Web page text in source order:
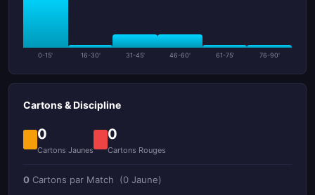
0-15' 16-30' 31-45' 46-60' 61-75' 76-90'
Cartons & Discipline
0
Cartons Jaunes
0
Cartons Rouges
0 Cartons par Match (0 Jaune)